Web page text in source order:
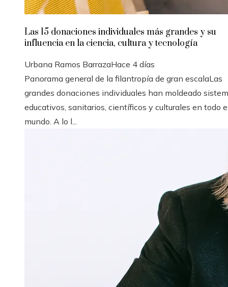
Las 15 donaciones individuales más grandes y su
influencia en la ciencia, cultura y tecnología
Urbana Ramos BarrazaHace 4 días
Panorama general de la filantropía de gran escalaLas
grandes donaciones individuales han moldeado
educativos, sanitarios, científicos y culturales en todo
mundo. A lo l...